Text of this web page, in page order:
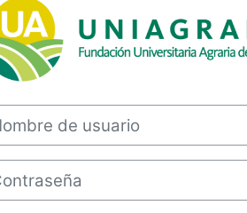
de usuario